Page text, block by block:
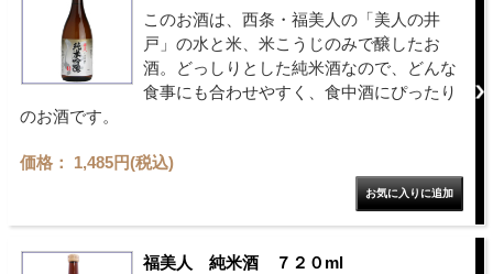
このお酒は、西条・福美人の「美人の井
戸」の水と米、米こうじのみで醸したお
酒。どっしりとした純米酒なので、どんな
食事にも合わせやすく、食中酒にぴったり
のお酒です。
価格： 1,485円(税込)
福美人 純米酒 ７２０ml